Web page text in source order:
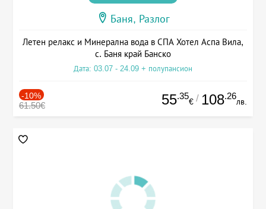
Баня, Разлог
Летен релакс и Минерална вода в СПА Хотел Аспа Вила,
с. Баня край Банско
Дата: 03.07 - 24.09 + полупансион
-10%
61.50€ 55.35
€ / 108.26
лв.